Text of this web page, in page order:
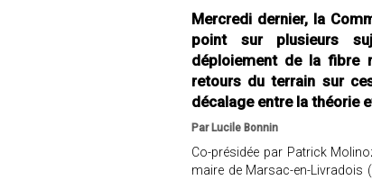
Mercredi dernier, la
point sur plusieurs
déploiement de la fibre
retours du terrain sur
décalage entre la théorie
Par Lucile Bonnin
Co-présidée par Patrick
maire de Marsac-en-Livradois